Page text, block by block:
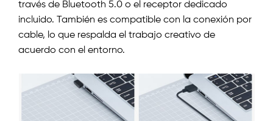
través de Bluetooth 5.0 o el receptor dedicado
incluido. También es compatible con la conexión por
cable, lo que respalda el trabajo creativo de
acuerdo con el entorno.